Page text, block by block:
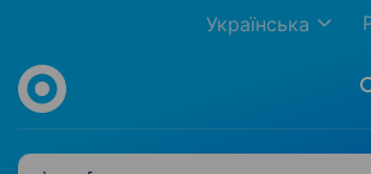
Українська